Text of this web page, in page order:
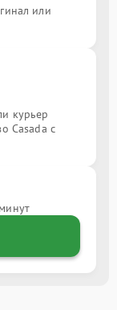
или
курьер
Casada с